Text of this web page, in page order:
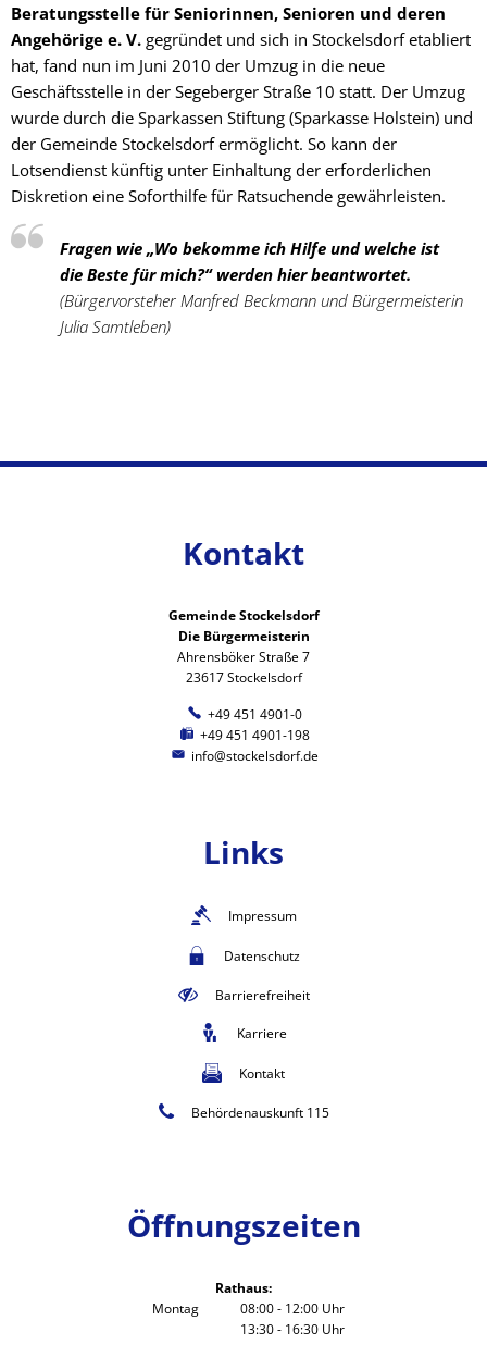
Beratungsstelle für Seniorinnen, Senioren und deren
Angehörige e. V. gegründet und sich in Stockelsdorf etabliert
hat, fand nun im Juni 2010 der Umzug in die neue
Geschäftsstelle in der Segeberger Straße 10 statt. Der Umzug
wurde durch die Sparkassen Stiftung (Sparkasse Holstein) und
der Gemeinde Stockelsdorf ermöglicht. So kann der
Lotsendienst künftig unter Einhaltung der erforderlichen
Diskretion eine Soforthilfe für Ratsuchende gewährleisten.
Fragen wie „Wo bekomme ich Hilfe und welche ist
die Beste für mich?“ werden hier beantwortet.
(Bürgervorsteher Manfred Beckmann und Bürgermeisterin
Julia Samtleben)
Kontakt
Gemeinde Stockelsdorf
Die Bürgermeisterin
Ahrensböker Straße 7
23617 Stockelsdorf
+49 451 4901-0
+49 451 4901-198
info@stockelsdorf.de
Links
Impressum
Datenschutz
Barrierefreiheit
Karriere
Kontakt
Behördenauskunft 115
Öffnungszeiten
Rathaus:
Montag
08:00- 12:00 Uhr
Von 08:00 bis 12:00 Uhr
13:30- 16:30 Uhr